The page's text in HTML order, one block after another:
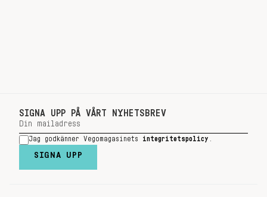
SIGNA UPP PÅ VÅRT NYHETSBREV
Jag godkänner Vegomagasinets integritetspolicy
SIGNA UPP